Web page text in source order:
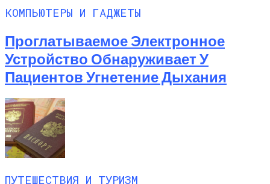
КОМПЬЮТЕРЫ И ГАДЖЕТЫ
Проглатываемое Электронное
Устройство Обнаруживает У
Пациентов Угнетение Дыхания
ПУТЕШЕСТВИЯ И ТУРИЗМ